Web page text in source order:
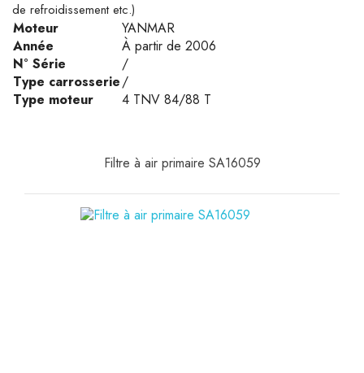
de refroidissement etc.)
Moteur
YANMAR
Année
À partir de 2006
N° Série
/
Type carrosserie/
Type moteur
4 TNV 84/88 T
Filtre à air primaire SA16059